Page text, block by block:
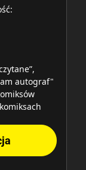
autograf"